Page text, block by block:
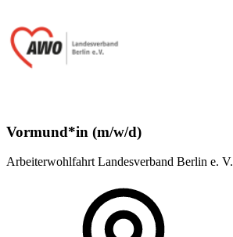
Vormund*in (m/w/d)
Arbeiterwohlfahrt Landesverband Berlin e. V.